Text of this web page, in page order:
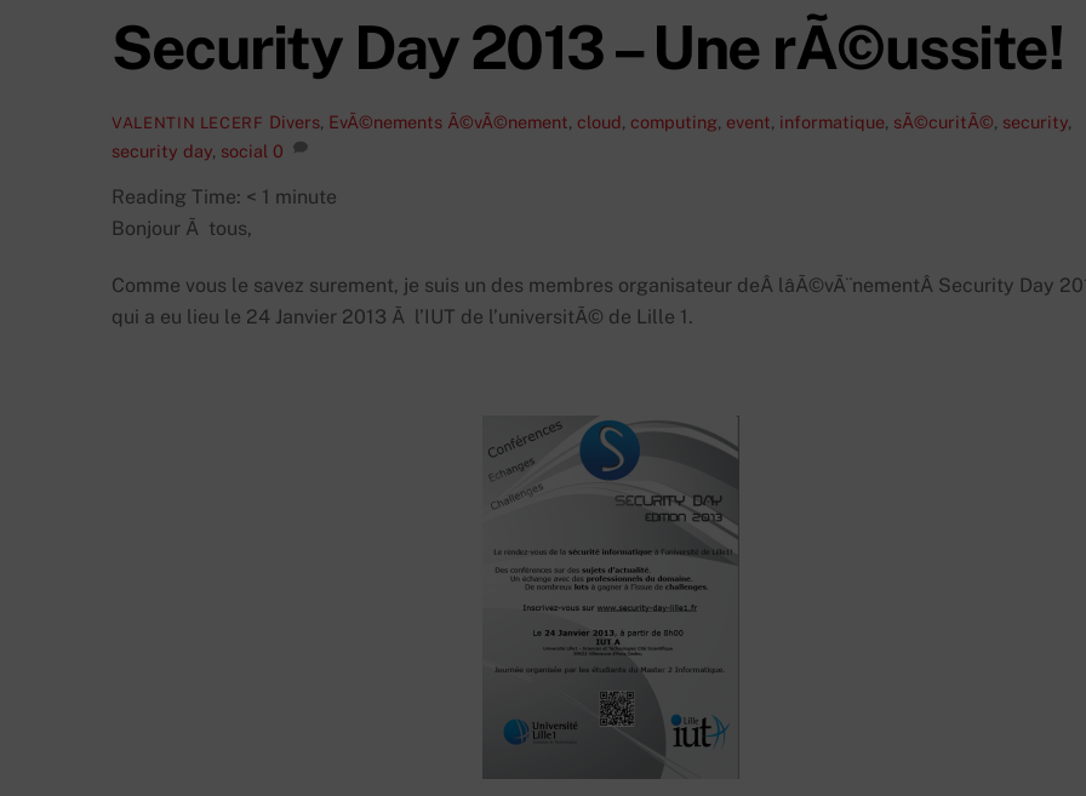
Security Day 2013 – Une rÃ©ussite!
VALENTIN LECERF Divers, EvÃ©nements Ã©vÃ©nement, cloud, computing, event, informatique, sÃ©curitÃ©, security,
security day, social 0
Reading Time: < 1 minute
Bonjour Ã tous,
Comme vous le savez surement, je suis un des membres organisateur deÂ lâÃ©vÃ¨nementÂ Security Day
qui a eu lieu le 24 Janvier 2013 Ã l’IUT de l’universitÃ© de Lille 1.